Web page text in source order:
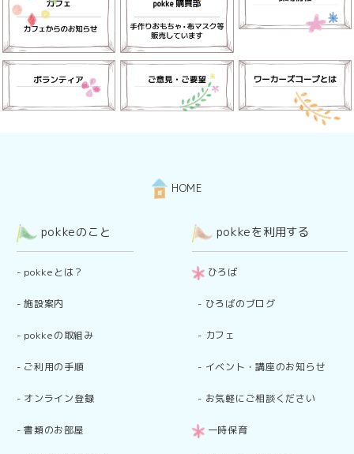
HOME
pokkeのこと
- pokkeとは？
-施設案内
- pokkeの取組み
- ご利用の手順
- オンライン登録
-書類のお部屋
pokkeを利用する
ひろば
- ひろばのブログ
- カフェ
- イベント・講座のお知らせ
- お気軽にご相談ください
一時保育